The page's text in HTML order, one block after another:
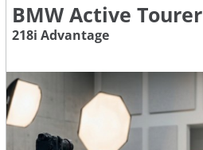
BMW Active Tourer
218i Advantage